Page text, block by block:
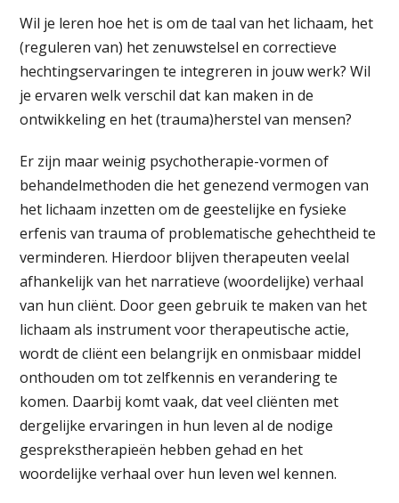
Wil je leren hoe het is om de taal van het lichaam, het
(reguleren van) het zenuwstelsel en correctieve
hechtingservaringen te integreren in jouw werk? Wil
je ervaren welk verschil dat kan maken in de
ontwikkeling en het (trauma)herstel van mensen?
Er zijn maar weinig psychotherapie-vormen of
behandelmethoden die het genezend vermogen van
het lichaam inzetten om de geestelijke en fysieke
erfenis van trauma of problematische gehechtheid te
verminderen. Hierdoor blijven therapeuten veelal
afhankelijk van het narratieve (woordelijke) verhaal
van hun cliënt. Door geen gebruik te maken van het
lichaam als instrument voor therapeutische actie,
wordt de cliënt een belangrijk en onmisbaar middel
onthouden om tot zelfkennis en verandering te
komen. Daarbij komt vaak, dat veel cliënten met
dergelijke ervaringen in hun leven al de nodige
gesprekstherapieën hebben gehad en het
woordelijke verhaal over hun leven wel kennen.